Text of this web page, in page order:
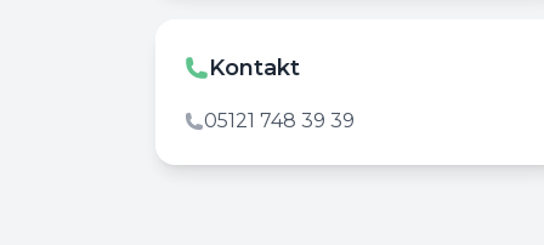
Kontakt
05121 748 39 39